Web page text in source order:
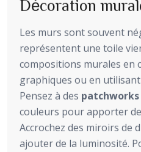
Décoration
Les murs sont souvent
représentent une toile
compositions murales en
graphiques ou en
Pensez à des
couleurs pour apporter
Accrochez des miroirs de
ajouter de la luminosité.